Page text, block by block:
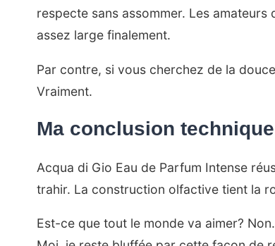
respecte sans assommer. Les
assez large finalement.
Par contre, si vous cherchez de la
Vraiment.
Ma conclusion
Acqua di Gio Eau de Parfum Intense
trahir. La construction olfactive tient la
Est-ce que tout le monde va aimer?